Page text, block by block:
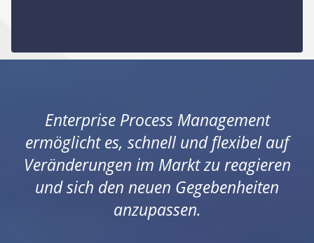
Enterprise Process Management
ermöglicht es, schnell und flexibel auf
Veränderungen im Markt zu reagieren
und sich den neuen Gegebenheiten
anzupassen.